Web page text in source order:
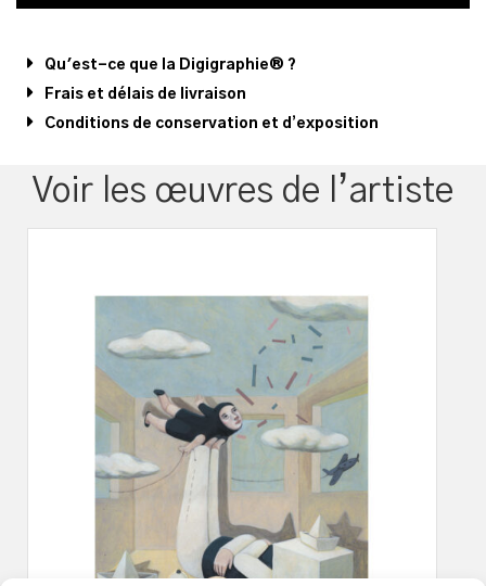
Qu'est-ce que la Digigraphie® ?
Frais et délais de livraison
Conditions de conservation et d’exposition
Voir les œuvres de l’artiste